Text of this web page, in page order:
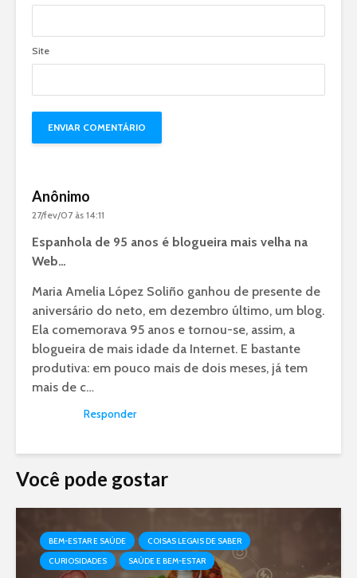
Site
Anônimo
27/fev/07 às 14:11
Espanhola de 95 anos é blogueira mais velha na
Web…
Maria Amelia López Soliño ganhou de presente de
aniversário do neto, em dezembro último, um blog.
Ela comemorava 95 anos e tornou-se, assim, a
blogueira de mais idade da Internet. E bastante
produtiva: em pouco mais de dois meses, já tem
mais de c…
Responder
Você pode gostar
BEM-ESTAR E SAÚDE
COISAS LEGAIS DE SABER
CURIOSIDADES
SAÚDE E BEM-ESTAR